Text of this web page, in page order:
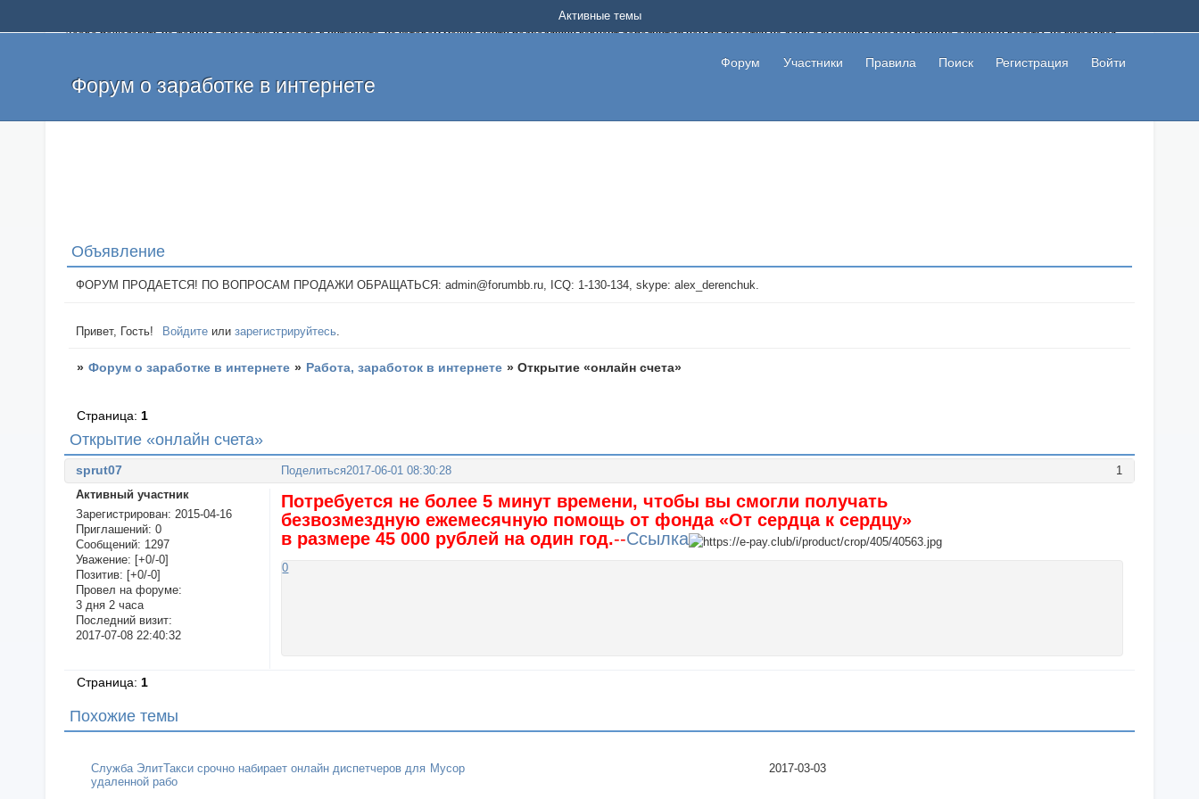
Добро пожаловать на форум о заработке и работе в интернете, на котором можно найти подходящий вариант дополнительной подработки на дому с высоким доходом помимо основной работы, не вкладывая
и оставлять свои отзывы. Если вы знаете, что определенный проект или сайт не платит, то указывайте в теме что это лохотрон, чтобы другие пользователи не попались на развод. Вы сможете начать зарабатывать
легкие деньги без вложений и регистрации уже сегодня. Создавайте новые темы, размещайте объявления со своими пригласительными ссылками и первая прибыль не заставит себя долго ждать.
Форум о заработке в интернете
Форум Участники Правила Поиск Регистрация Войти
Активные темы
Объявление
ФОРУМ ПРОДАЕТСЯ! ПО ВОПРОСАМ ПРОДАЖИ ОБРАЩАТЬСЯ: admin@forumbb.ru, ICQ: 1-130-134, skype: alex_derenchuk.
Привет, Гость! Войдите илизарегистрируйтесь.
» Форум о заработке в интернете » Работа, заработок в интернете »Открытие «онлайн счета»
Открытие «онлайн счета»
Страница: 1
Поделиться 1
2017-06-01 08:30:28
sprut07
Активный участник
Зарегистрирован: 2015-04-16
Приглашений: 0
Сообщений: 1297
Уважение: [+0/-0]
Позитив: [+0/-0]
Провел на форуме:
3 дня 2 часа
Последний визит:
2017-07-08 22:40:32
Потребуется не более 5 минут времени, чтобы вы смогли получать
безвозмездную ежемесячную помощь от фонда «От сердца к сердцу»
в размере 45 000 рублей на один год.--Ссылка
0
Страница: 1
Похожие темы
Служба ЭлитТакси срочно набирает онлайн диспетчеров для
удаленной рабо
Мусор 2017-03-03